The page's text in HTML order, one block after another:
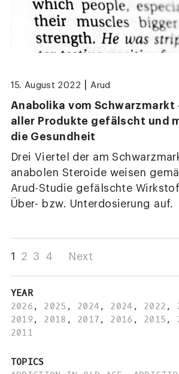
15. August 2022 Arud
Anabolika vom Schwarzmarkt
aller Produkte gefälscht und
die Gesundheit
Drei Viertel der am
anabolen Steroide weisen
Arud-Studie gefälschte
Über- bzw. Unterdosierung auf.
1 2 3 4 Next
YEAR
2026 , 2025 , 2024, 2024 , 2022 ,
2019, 2018 , 2017 , 2016 , 2015 ,
2011
TOPICS